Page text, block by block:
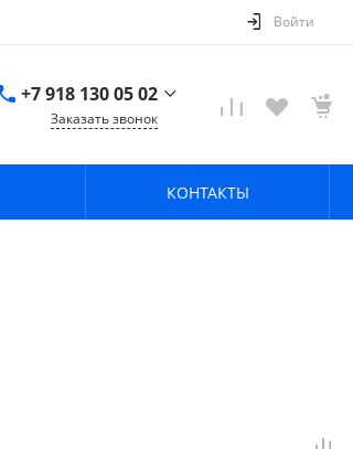
Войти
+7 918 130 05 02
Заказать звонок
КОНТАКТЫ